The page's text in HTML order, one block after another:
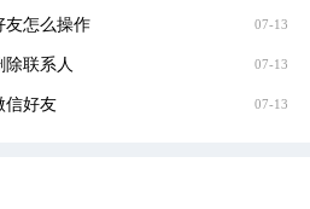
友怎么操作 07-13
联系人 07-13
信好友 07-13